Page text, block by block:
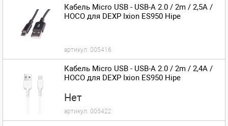
Кабель Micro USB - USB-A 2.0 / 2m / 2,5A /
HOCO для DEXP Ixion ES950 Hipe
артикул: 005416
Кабель Micro USB - USB-A 2.0 / 2m / 2,4A /
HOCO для DEXP Ixion ES950 Hipe
Нет
артикул: 005422